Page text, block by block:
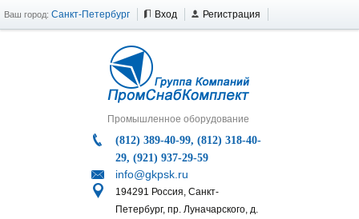
Ваш город: Санкт-Петербург Вход Регистрация
Промышленное оборудование
(812) 389-40-99, (812) 318-40-
29, (921) 937-29-59
info@gkpsk.ru
194291 Россия, Санкт-
Петербург, пр. Луначарского, д.